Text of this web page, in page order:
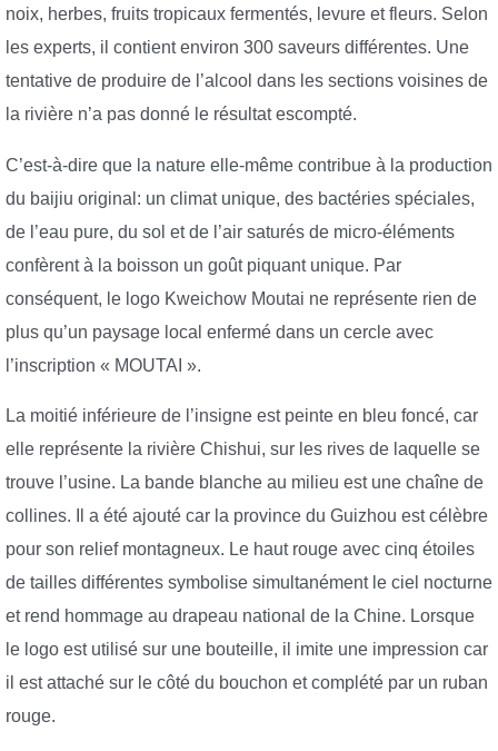
noix, herbes, fruits tropicaux fermentés, levure et fleurs. Selon
les experts, il contient environ 300 saveurs différentes. Une
tentative de produire de l’alcool dans les sections voisines de
la rivière n’a pas donné le résultat escompté.
C’est-à-dire que la nature elle-même contribue à la production
du baijiu original: un climat unique, des bactéries spéciales,
de l’eau pure, du sol et de l’air saturés de micro-éléments
confèrent à la boisson un goût piquant unique. Par
conséquent, le logo Kweichow Moutai ne représente rien de
plus qu’un paysage local enfermé dans un cercle avec
l’inscription « MOUTAI ».
La moitié inférieure de l’insigne est peinte en bleu foncé, car
elle représente la rivière Chishui, sur les rives de laquelle se
trouve l’usine. La bande blanche au milieu est une chaîne de
collines. Il a été ajouté car la province du Guizhou est célèbre
pour son relief montagneux. Le haut rouge avec cinq étoiles
de tailles différentes symbolise simultanément le ciel nocturne
et rend hommage au drapeau national de la Chine. Lorsque
le logo est utilisé sur une bouteille, il imite une impression car
il est attaché sur le côté du bouchon et complété par un ruban
rouge.